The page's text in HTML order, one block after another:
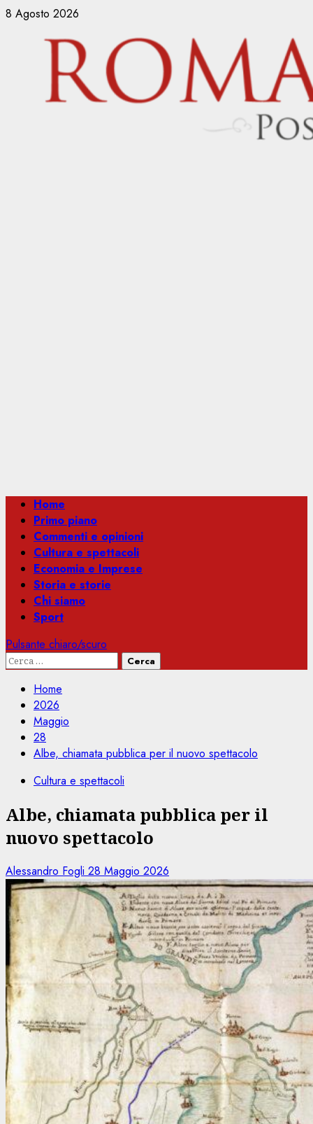
Vai
contenuto
8 Agosto 2026
Menu
principale
Home
Primo piano
Commenti e opinioni
Cultura e spettacoli
Economia e Imprese
Storia e storie
Chi siamo
Sport
Pulsante chiaro/scuro
Ricerca
Home
2026
Maggio
28
Albe, chiamata pubblica per il nuovo spettacolo
Cultura e spettacoli
Albe, chiamata pubblica per il
nuovo spettacolo
Alessandro Fogli 28 Maggio 2026